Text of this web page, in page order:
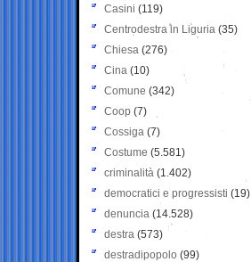
Casini (119)
Centrodestra in Liguria (35)
Chiesa (276)
Cina (10)
Comune (342)
Coop (7)
Cossiga (7)
Costume (5.581)
criminalità (1.402)
democratici e progressisti (19)
denuncia (14.528)
destra (573)
destradipopolo (99)